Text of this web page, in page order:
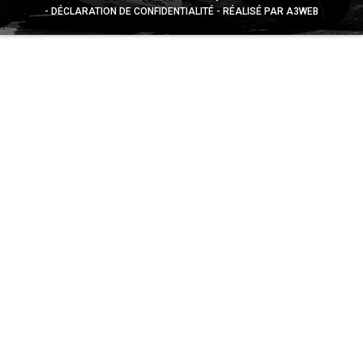
DÉCLARATION DE CONFIDENTIALITÉ
RÉALISÉ PAR A3WEB